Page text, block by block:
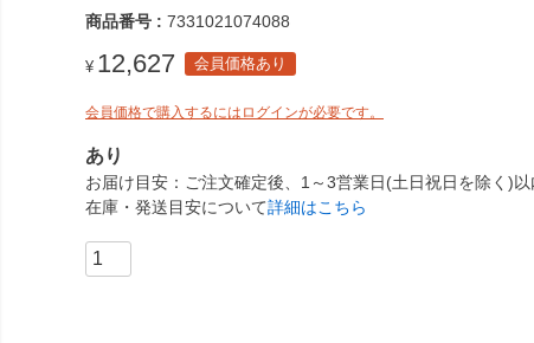
商品番号 7331021074088
¥ 12,627 会員価格あり
会員価格で購入するにはログインが必要です。
あり
お届け目安
ご注文確定後、1～3営業日(土日祝日を除く)以
在庫・発送目安について詳細はこちら